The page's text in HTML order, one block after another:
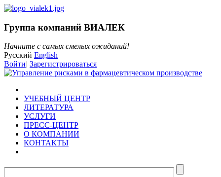
Группа компаний ВИАЛЕК
Начните с самых смелых ожиданий!
Русский English
Войти| Зарегистрироваться
УЧЕБНЫЙ ЦЕНТР
ЛИТЕРАТУРА
УСЛУГИ
ПРЕСС-ЦЕНТР
О КОМПАНИИ
КОНТАКТЫ